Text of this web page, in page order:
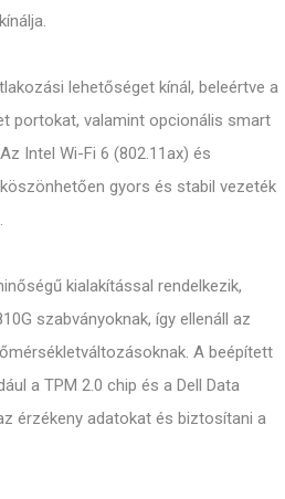
lehetőséget kínál, beleértve a
portokat, valamint opcionális smart
Intel Wi-Fi 6 (802.11ax) és
gyors és stabil vezeték
kialakítással rendelkezik,
szabványoknak, így ellenáll az
A beépített
a TPM 2.0 chip és a Dell Data
érzékeny adatokat és biztosítani a